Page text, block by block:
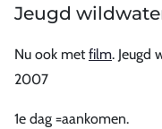
Jeugd
Nu ook metfilm. Jeugd
2007
1e dag =aankomen.